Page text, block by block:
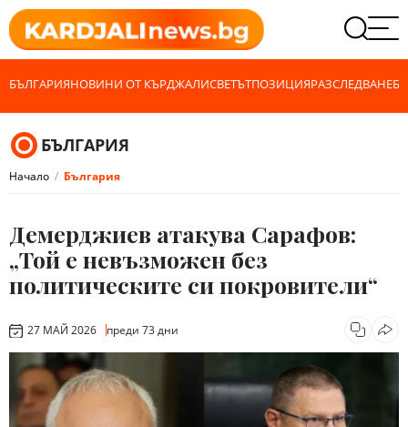
БЪЛГАРИЯНОВИНИ ОТ КЪРДЖАЛИСВЕТЪТПОЗИЦИЯРАЗСЛЕДВАНЕ
БЪЛГАРИЯ
Начало България
Демерджиев атакува Сарафов:
„Той е невъзможен без
политическите си покровители“
27 МАЙ 2026 преди 73 дни